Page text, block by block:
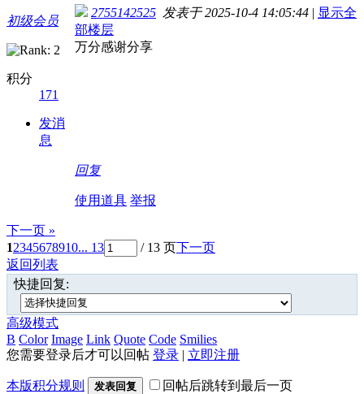
初级会员
积分
171
发消
息
2755142525 发表于 2025-10-4 14:05:44 | 显示全
部楼层
万分感谢分享
回复
使用道具 举报
下一页 »
12345678910... 13 / 13 页下一页
返回列表
快捷回复:
高级模式
B Color Image Link Quote Code Smilies
您需要登录后才可以回帖 登录 | 立即注册
本版积分规则 发表回复 回帖后跳转到最后一页